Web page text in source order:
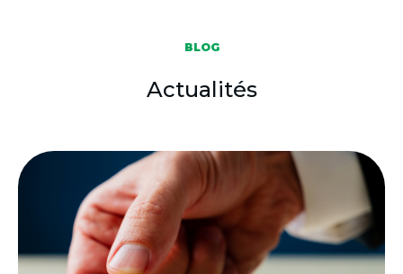
BLOG
Actualités